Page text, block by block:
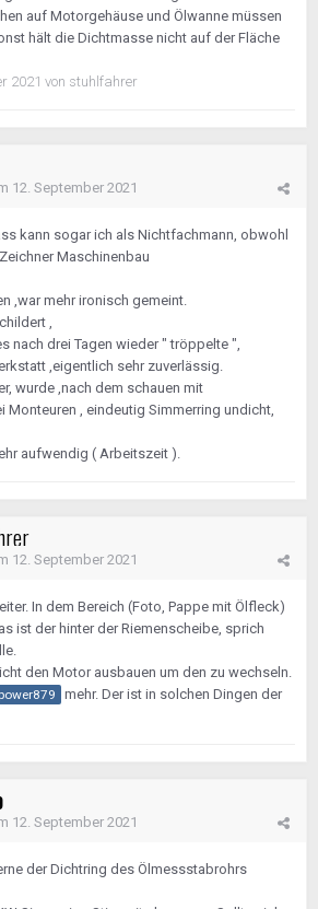
auf Motorgehäuse und Ölwanne müssen
hält die Dichtmasse nicht auf der Fläche
2021 von stuhlfahrer
12. September 2021
kann sogar ich als Nichtfachmann, obwohl
Maschinenbau
,war mehr ironisch gemeint.
,
nach drei Tagen wieder " tröppelte ",
,eigentlich sehr zuverlässig.
wurde ,nach dem schauen mit
Monteuren , eindeutig Simmerring undicht,
aufwendig ( Arbeitszeit ).
12. September 2021
In dem Bereich (Foto, Pappe mit Ölfleck)
ist der hinter der Riemenscheibe, sprich
den Motor ausbauen um den zu wechseln.
mehr. Der ist in solchen Dingen der
12. September 2021
der Dichtring des Ölmessstabrohrs